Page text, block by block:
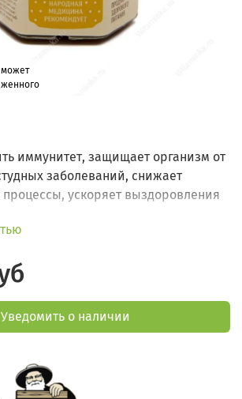
иммунитет, защищает организм от
заболеваний, снижает
ускоряет выздоровления
Уведомить о наличии